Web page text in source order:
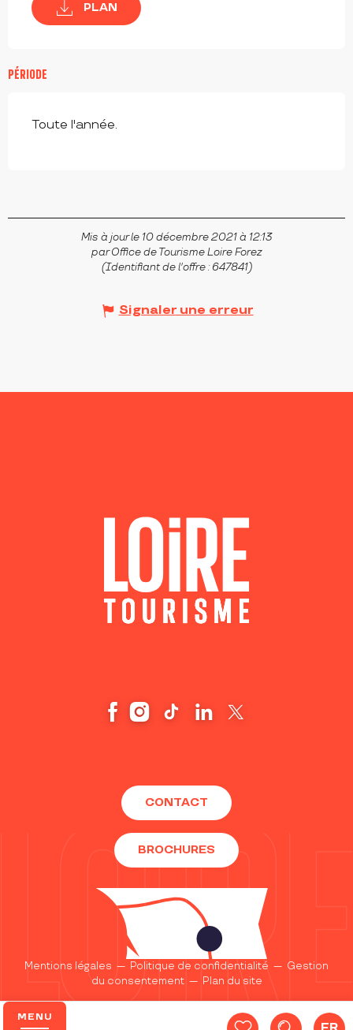
MENU
PLAN
PÉRIODE
Toute l'année.
Mis à jour le 10 décembre 2021 à 12:13
par Office de Tourisme Loire Forez
(Identifiant de l'offre : 647841)
Signaler une erreur
CONTACT
BROCHURES
Mentions légales — Politique de confidentialité — Gestion
du consentement— Plan du site